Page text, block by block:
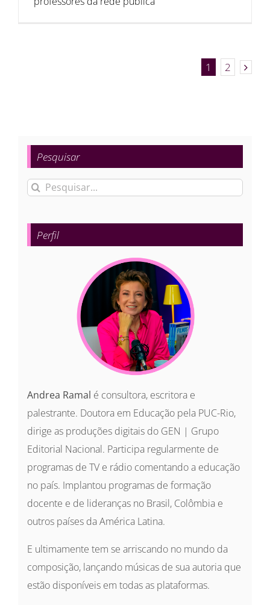
1 2
Pesquisar
Buscar
para:
Perfil
Andrea Ramal é consultora, escritora e
palestrante. Doutora em Educação pela PUC-Rio,
dirige as produções digitais do GEN | Grupo
Editorial Nacional. Participa regularmente de
programas de TV e rádio comentando a educação
no país. Implantou programas de formação
docente e de lideranças no Brasil, Colômbia e
outros países da América Latina.
E ultimamente tem se arriscando no mundo da
composição, lançando músicas de sua autoria que
estão disponíveis em todas as plataformas.